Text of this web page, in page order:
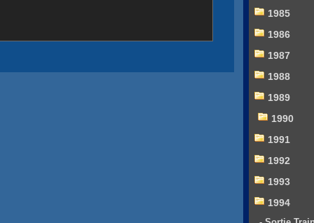
1985
1986
1987
1988
1989
1990
1991
1992
1993
1994